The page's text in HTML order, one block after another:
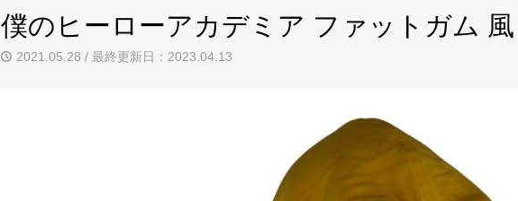
僕のヒーローアカデミア ファットガム
2021.05.28 / 最終更新日：2023.04.13